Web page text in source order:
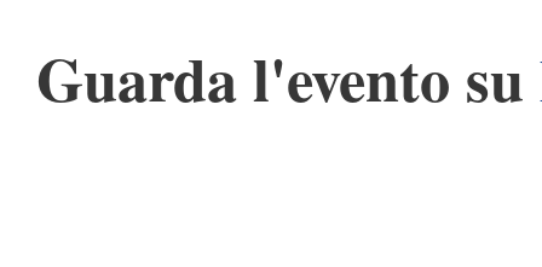
Guarda l'evento su